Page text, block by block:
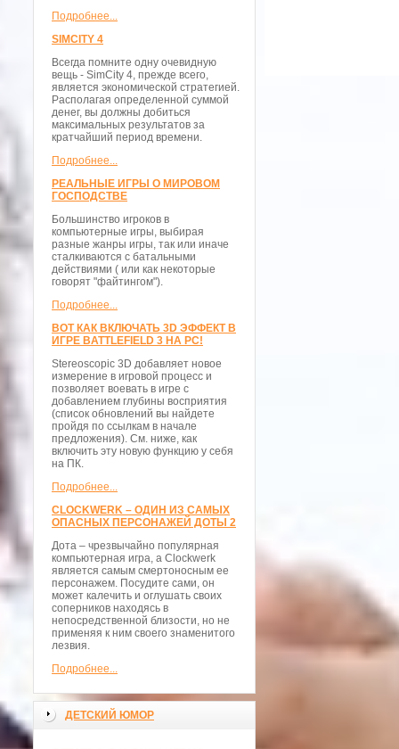
Подробнее...
SIMCITY 4
Всегда помните одну очевидную
вещь - SimCity 4, прежде всего,
является экономической стратегией.
Располагая определенной суммой
денег, вы должны добиться
максимальных результатов за
кратчайший период времени.
Подробнее...
РЕАЛЬНЫЕ ИГРЫ О МИРОВОМ
ГОСПОДСТВЕ
Большинство игроков в
компьютерные игры, выбирая
разные жанры игры, так или иначе
сталкиваются с батальными
действиями ( или как некоторые
говорят "файтингом").
Подробнее...
ВОТ КАК ВКЛЮЧАТЬ 3D ЭФФЕКТ В
ИГРЕ BATTLEFIELD 3 НА PC!
Stereoscopic 3D добавляет новое
измерение в игровой процесс и
позволяет воевать в игре с
добавлением глубины восприятия
(список обновлений вы найдете
пройдя по ссылкам в начале
предложения). См. ниже, как
включить эту новую функцию у себя
на ПК.
Подробнее...
CLOCKWERK – ОДИН ИЗ САМЫХ
ОПАСНЫХ ПЕРСОНАЖЕЙ ДОТЫ 2
Дота – чрезвычайно популярная
компьютерная игра, а Clockwerk
является самым смертоносным ее
персонажем. Посудите сами, он
может калечить и оглушать своих
соперников находясь в
непосредственной близости, но не
применяя к ним своего знаменитого
лезвия.
Подробнее...
ДЕТСКИЙ ЮМОР